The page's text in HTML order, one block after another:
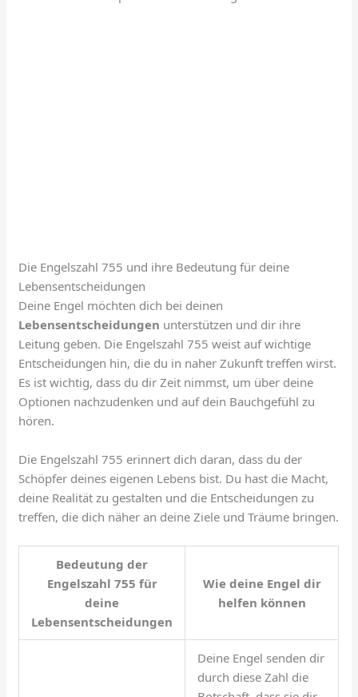
Die Engelszahl 755 und ihre Bedeutung für deine
Lebensentscheidungen
Deine Engel möchten dich bei deinen
Lebensentscheidungen unterstützen und dir ihre
Leitung geben. Die Engelszahl 755 weist auf wichtige
Entscheidungen hin, die du in naher Zukunft treffen wirst.
Es ist wichtig, dass du dir Zeit nimmst, um über deine
Optionen nachzudenken und auf dein Bauchgefühl zu
hören.
Die Engelszahl 755 erinnert dich daran, dass du der
Schöpfer deines eigenen Lebens bist. Du hast die Macht,
deine Realität zu gestalten und die Entscheidungen zu
treffen, die dich näher an deine Ziele und Träume bringen.
Bedeutung der
Engelszahl 755 für
deine
Lebensentscheidungen
Wie deine Engel dir
helfen können
Deine Engel senden dir
durch diese Zahl die